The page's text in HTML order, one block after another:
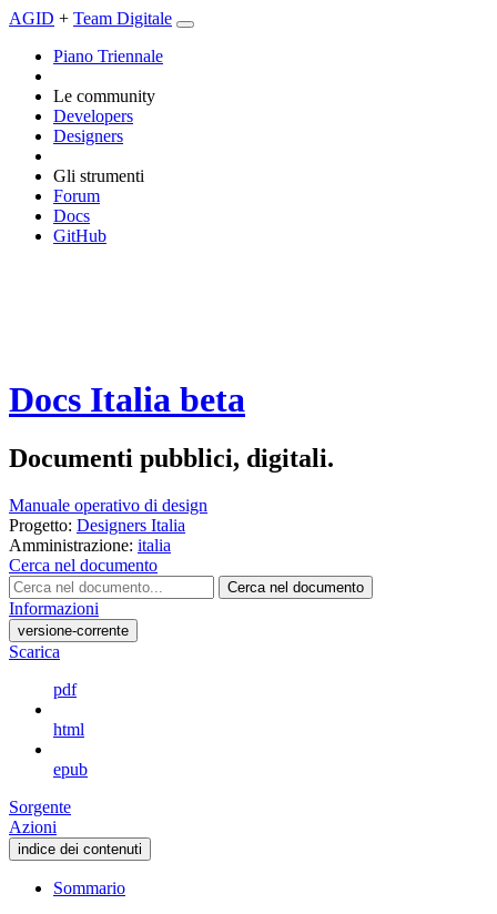
AGID + Team Digitale
Piano Triennale
Le community
Developers
Designers
Gli strumenti
Forum
Docs
GitHub
Docs Italia beta
Documenti pubblici, digitali.
Manuale operativo di design
Progetto: Designers Italia
Amministrazione: italia
Cerca nel documento
Cerca nel documento
Informazioni
versione-corrente
Scarica
pdf
html
epub
Sorgente
Azioni
indice dei contenuti
Sommario